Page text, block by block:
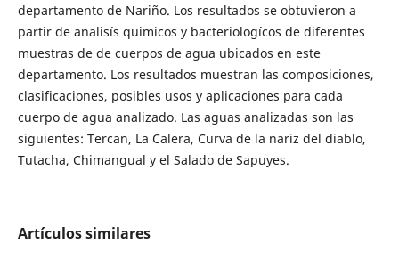
departamento de Nariño. Los resultados se obtuvieron a
partir de analisís quimicos y bacteriologícos de diferentes
muestras de de cuerpos de agua ubicados en este
departamento. Los resultados muestran las composiciones,
clasificaciones, posibles usos y aplicaciones para cada
cuerpo de agua analizado. Las aguas analizadas son las
siguientes: Tercan, La Calera, Curva de la nariz del diablo,
Tutacha, Chimangual y el Salado de Sapuyes.
Artículos similares